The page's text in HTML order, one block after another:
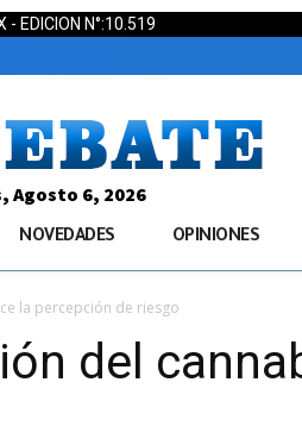
- EDICION N°:10.519
Agosto 6, 2026
NOVEDADES OPINIONES
la percepción de riesgo
del